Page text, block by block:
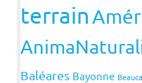
terrain
Baléares Bayonne